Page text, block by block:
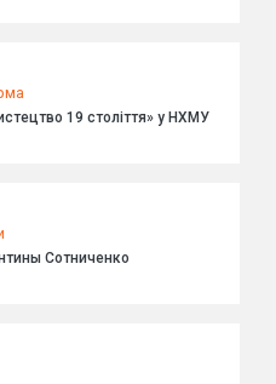
19 століття» у НХМУ
Сотниченко